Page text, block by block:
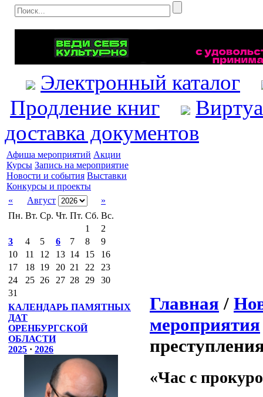
Электронный каталог
Продление книг
доставка документов
Афиша мероприятий Акции
Курсы Запись на мероприятие
Новости и события Выставки
Конкурсы и проекты
«
Август
»
Пн. Вт. Ср. Чт. Пт. Сб. Вс.
1
2
3
4 5 6 7 8
9
10
11 12 13 14 15
16
17
18 19 20 21 22
23
24
25 26 27 28 29
30
31
КАЛЕНДАРЬ ПАМЯТНЫХ
ДАТ
ОРЕНБУРГСКОЙ
ОБЛАСТИ
2025 · 2026
Главная /
мероприятия
«Час с